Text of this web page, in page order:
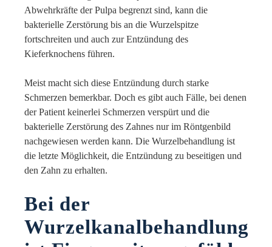
Abwehrkräfte der Pulpa begrenzt sind, kann die
bakterielle Zerstörung bis an die Wurzelspitze
fortschreiten und auch zur Entzündung des
Kieferknochens führen.
Meist macht sich diese Entzündung durch starke
Schmerzen bemerkbar. Doch es gibt auch Fälle, bei denen
der Patient keinerlei Schmerzen verspürt und die
bakterielle Zerstörung des Zahnes nur im Röntgenbild
nachgewiesen werden kann. Die Wurzelbehandlung ist
die letzte Möglichkeit, die Entzündung zu beseitigen und
den Zahn zu erhalten.
Bei der
Wurzelkanalbehandlung